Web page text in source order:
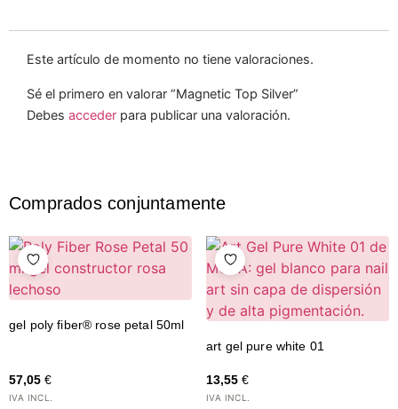
Este artículo de momento no tiene valoraciones.
Sé el primero en valorar “Magnetic Top Silver”
Debes acceder para publicar una valoración.
Comprados conjuntamente
gel poly fiber® rose petal 50ml
57,05 €
IVA INCL.
art gel pure white 01
13,55 €
IVA INCL.